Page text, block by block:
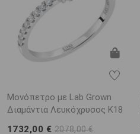
Μονόπετρο με Lab Grown
Διαμάντια Λευκόχρυσος K18
1732,00 € 2078,00 €